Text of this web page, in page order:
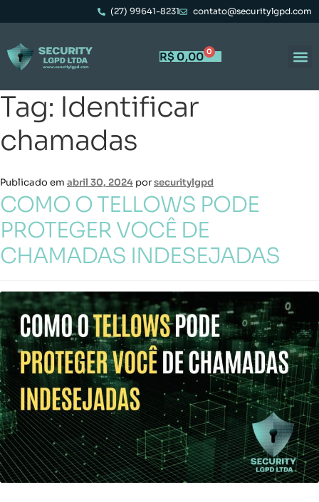
(27) 99641-8231 contato@securitylgpd.com
R$ 0,00 0
Tag: Identificar
chamadas
Publicado em abril 30, 2024 porsecuritylgpd
COMO O TELLOWS PODE
PROTEGER VOCÊ DE
CHAMADAS INDESEJADAS